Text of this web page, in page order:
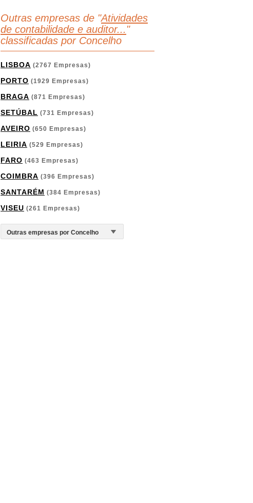
Outras empresas de "Atividades
de contabilidade e auditor... "
classificadas por Concelho
LISBOA (2767 Empresas)
PORTO (1929 Empresas)
BRAGA (871 Empresas)
SETÚBAL (731 Empresas)
AVEIRO (650 Empresas)
LEIRIA (529 Empresas)
FARO (463 Empresas)
COIMBRA (396 Empresas)
SANTARÉM (384 Empresas)
VISEU (261 Empresas)